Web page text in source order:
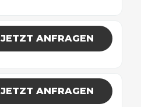
JETZT ANFRAGEN
JETZT ANFRAGEN